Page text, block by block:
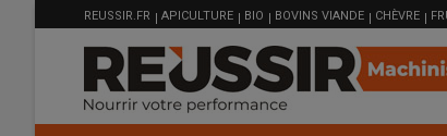
MENU
FILIÈRE
REUSSIR.FR APICULTURE BIO BOVINS VIANDE CHÈVRE